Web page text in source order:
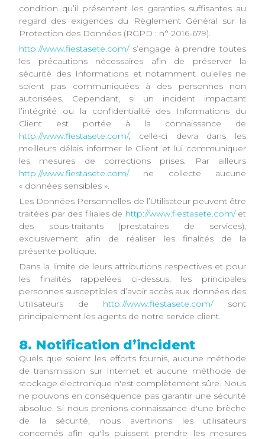
condition qu’il présentent les garanties suffisantes au
regard des exigences du Règlement Général sur la
Protection des Données (RGPD : n° 2016-679).
http://www.fiestasete.com/s’engage à prendre toutes
les précautions nécessaires afin de préserver la
sécurité des Informations et notamment qu’elles ne
soient pas communiquées à des personnes non
autorisées. Cependant, si un incident impactant
l’intégrité ou la confidentialité des Informations du
Client est portée à la connaissance de
http://www.fiestasete.com/, celle-ci devra dans les
meilleurs délais informer le Client et lui communiquer
les mesures de corrections prises. Par ailleurs
http://www.fiestasete.com/ne collecte aucune
« données sensibles ».
Les Données Personnelles de l’Utilisateur peuvent être
traitées par des filiales de http://www.fiestasete.com/et
des sous-traitants (prestataires de services),
exclusivement afin de réaliser les finalités de la
présente politique.
Dans la limite de leurs attributions respectives et pour
les finalités rappelées ci-dessus, les principales
personnes susceptibles d’avoir accès aux données des
Utilisateurs de http://www.fiestasete.com/sont
principalement les agents de notre service client.
8. Notification d’incident
Quels que soient les efforts fournis, aucune méthode
de transmission sur Internet et aucune méthode de
stockage électronique n'est complètement sûre. Nous
ne pouvons en conséquence pas garantir une sécurité
absolue. Si nous prenions connaissance d'une brèche
de la sécurité, nous avertirions les utilisateurs
concernés afin qu'ils puissent prendre les mesures